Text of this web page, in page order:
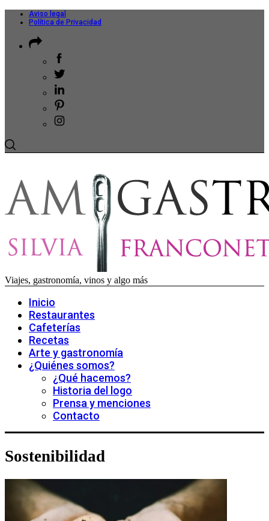
Aviso legal
Política de Privacidad
Viajes, gastronomía, vinos y algo más
Inicio
Restaurantes
Cafeterías
Recetas
Arte y gastronomía
¿Quiénes somos?
¿Qué hacemos?
Historia del logo
Prensa y menciones
Contacto
Sostenibilidad